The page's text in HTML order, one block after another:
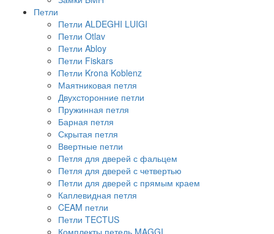
Петли
Петли ALDEGHI LUIGI
Петли Otlav
Петли Abloy
Петли Fiskars
Петли Krona Koblenz
Маятниковая петля
Двухсторонние петли
Пружинная петля
Барная петля
Скрытая петля
Ввертные петли
Петля для дверей с фальцем
Петля для дверей с четвертью
Петли для дверей с прямым краем
Каплевидная петля
CEAM петли
Петли TECTUS
Комплекты петель MAGGI